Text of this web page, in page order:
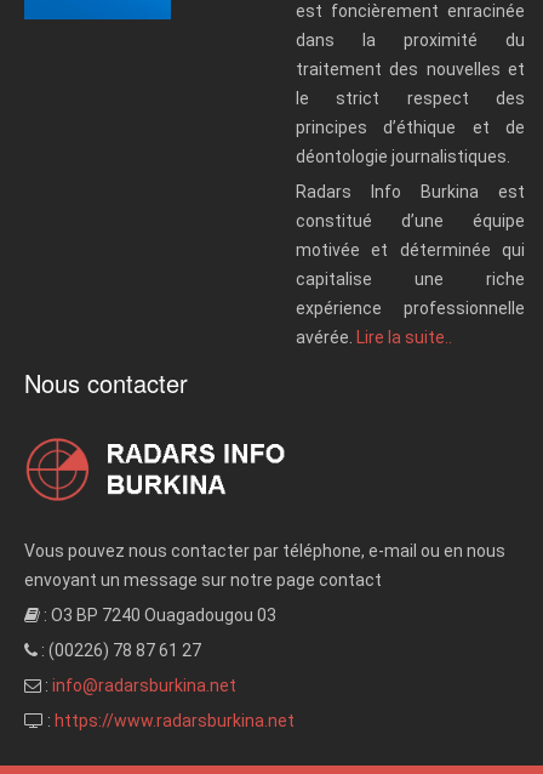
est foncièrement enracinée
dans la proximité du
traitement des nouvelles et
le strict respect des
principes d’éthique et de
déontologie journalistiques.
Radars Info Burkina est
constitué d’une équipe
motivée et déterminée qui
capitalise une riche
expérience professionnelle
avérée.
Lire la suite..
Nous contacter
Vous pouvez nous contacter par téléphone, e-mail ou en nous
envoyant un message sur notre page contact
: O3 BP 7240 Ouagadougou 03
: (00226) 78 87 61 27
: info@radarsburkina.net
: https://www.radarsburkina.net